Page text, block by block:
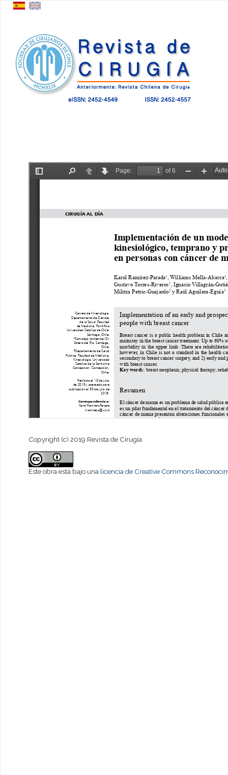
Copyright (c) 2019 Revista de Cirugía
Este obra está bajo una licencia de Creative Commons